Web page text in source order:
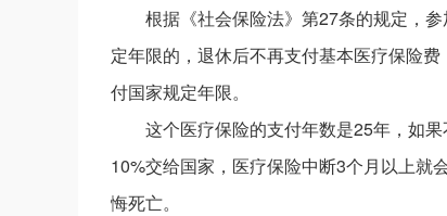
根据《社会保险法》第27条的规定，
定年限的，退休后不再支付基本医疗保险
付国家规定年限。
这个医疗保险的支付年数是25年，如
10%交给国家，医疗保险中断3个月以上就
悔死亡。